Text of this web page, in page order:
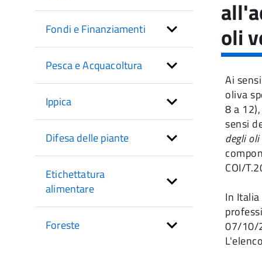
sezione
Fondi e Finanziamenti
Pesca e Acquacoltura
Ippica
Difesa delle piante
Etichettatura
alimentare
Foreste
oli
Ai
oliva
8 a
sensi
degli
COI/
In
07/10/